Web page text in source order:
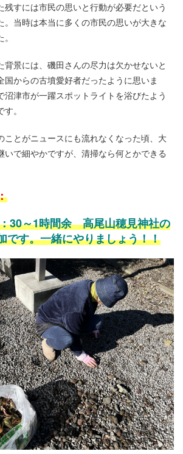
残すには市民の思いと行動が必要だという
。当時は本当に多くの市民の思いが大きな
背景には、磯田さんの尽力は欠かせないと
国からの古墳愛好者だったように思いま
沼津市が一躍スポットライトを浴びたよう
。
ことがニュースにも流れなくなった頃、大
いで細やかですが、清掃なら何とかできる
30～1時間余 高尾山穂見神社の
です。一緒にやりましょう！！